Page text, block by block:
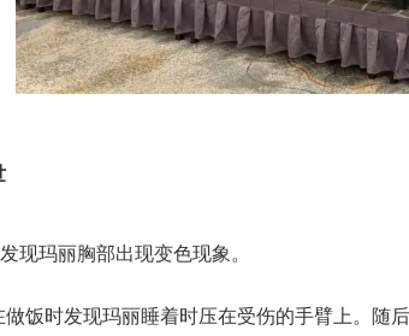
现玛丽胸部出现变色现象。
饭时发现玛丽睡着时压在受伤的手臂上。随后